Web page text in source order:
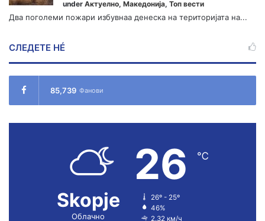
under Актуелно, Македонија, Топ вести
Два поголеми пожари избувнаа денеска на територијата на...
СЛЕДЕТЕ НÉ
85,739 Фанови
Skopje
Облачно
26 ℃
26º - 25º
46%
2.32 км/ч